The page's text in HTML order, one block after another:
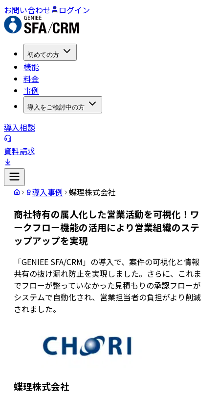
お問い合わせ ログイン
初めての方
機能
料金
事例
導入をご検討中の方
導入相談
資料請求
導入事例 蝶理株式会社
商社特有の属人化した営業活動を可視化！ワ
ークフロー機能の活用により営業組織のステ
ップアップを実現
「GENIEE SFA/CRM」の導入で、案件の可視化と情報
共有の抜け漏れ防止を実現しました。さらに、これま
でフローが整っていなかった見積もりの承認フローが
システムで自動化され、営業担当者の負担がより削減
されました。
蝶理株式会社